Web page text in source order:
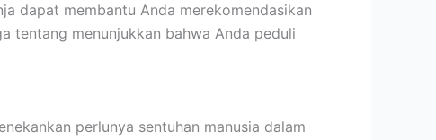
dapat membantu Anda merekomendasikan
tentang menunjukkan bahwa Anda peduli
perlunya sentuhan manusia dalam